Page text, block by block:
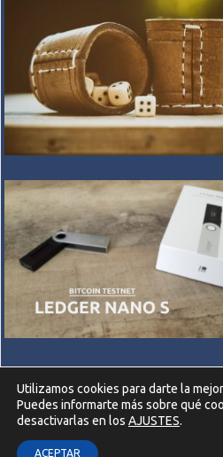
Utilizamos cookies para darte la
Puedes informarte más sobre qué
desactivarlas en los AJUSTES.
ACEPTAR